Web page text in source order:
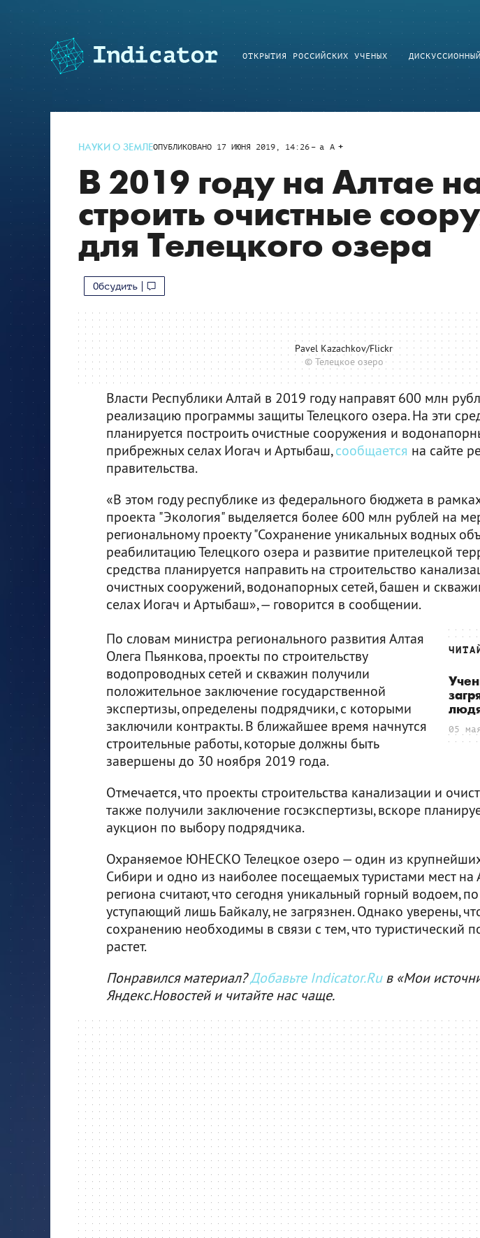
ОТКРЫТИЯ РОССИЙСКИХ УЧЕНЫХ
НАУКИ О ЗЕМЛЕОПУБЛИКОВАНО 17 ИЮНЯ 2019, 14:26 a A
В 2019 году на Алтае
строить очистные
для Телецкого озера
Обсудить
Pavel Kazachkov/Flickr
© Телецкое озеро
Власти Республики Алтай в 2019 году направят 600 млн
реализацию программы защиты Телецкого озера. На эти
планируется построить очистные сооружения и
прибрежных селах Иогач и Артыбаш,сообщается на сайте
правительства.
«В этом году республике из федерального бюджета в
проекта "Экология" выделяется более 600 млн рублей на
региональному проекту "Сохранение уникальных водных
реабилитацию Телецкого озера и развитие прителецкой
средства планируется направить на строительство
очистных сооружений, водонапорных сетей, башен и
селах Иогач и Артыбаш», — говорится в сообщении.
05
По словам министра регионального развития Алтая
Олега Пьянкова, проекты по строительству
водопроводных сетей и скважин получили
положительное заключение государственной
экспертизы, определены подрядчики, с которыми
заключили контракты. В ближайшее время начнутся
строительные работы, которые должны быть
завершены до 30 ноября 2019 года.
Отмечается, что проекты строительства канализации и
также получили заключение госэкспертизы, вскоре
аукцион по выбору подрядчика.
Охраняемое ЮНЕСКО Телецкое озеро — один из
Сибири и одно из наиболее посещаемых туристами мест на
региона считают, что сегодня уникальный горный водоем,
уступающий лишь Байкалу, не загрязнен. Однако уверены,
сохранению необходимы в связи с тем, что туристический
растет.
Понравился материал?Добавьте Indicator.Ruв «Мои
Яндекс.Новостей и читайте нас чаще.